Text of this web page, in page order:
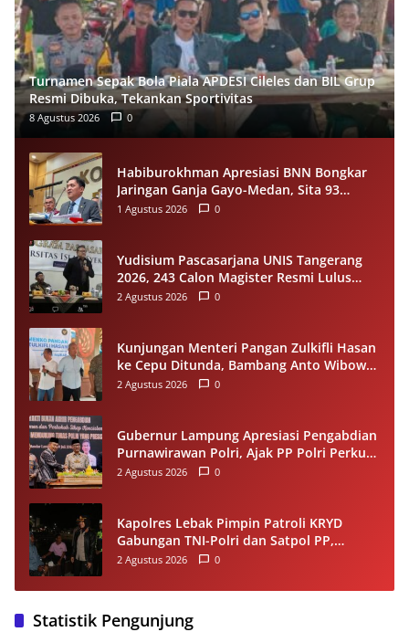
Turnamen Sepak Bola Piala APDESI Cileles dan BIL Grup
Resmi Dibuka, Tekankan Sportivitas
8 Agustus 2026 0
Habiburokhman Apresiasi BNN Bongkar
Jaringan Ganja Gayo-Medan, Sita 93
Kilogram di Sumut
1 Agustus 2026 0
Yudisium Pascasarjana UNIS Tangerang
2026, 243 Calon Magister Resmi Lulus
Siap Diwisuda Oktober
2 Agustus 2026 0
Kunjungan Menteri Pangan Zulkifli Hasan
ke Cepu Ditunda, Bambang Anto Wibowo
Tetap Salurkan Bantuan kepada Warga
2 Agustus 2026 0
Gubernur Lampung Apresiasi Pengabdian
Purnawirawan Polri, Ajak PP Polri Perkuat
Stabilitas dan Dukung Pembangunan
2 Agustus 2026 0
Kapolres Lebak Pimpin Patroli KRYD
Gabungan TNI-Polri dan Satpol PP,
Antisipasi Curanmor hingga Balap Liar
2 Agustus 2026 0
Statistik Pengunjung